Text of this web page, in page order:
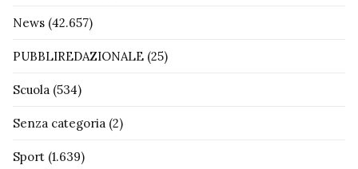
News (42.657)
PUBBLIREDAZIONALE (25)
Scuola (534)
Senza categoria (2)
Sport (1.639)